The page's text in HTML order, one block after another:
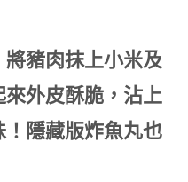
豬肉抹上小米及
外皮酥脆，沾上
隱藏版炸魚丸也